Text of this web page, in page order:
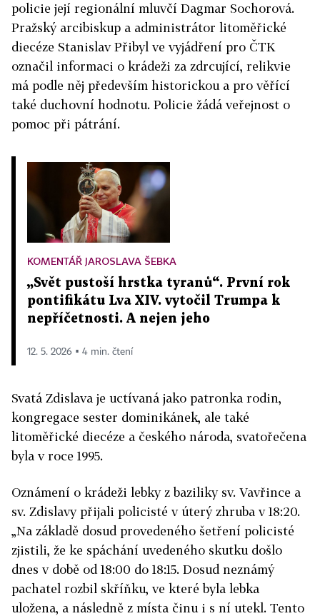
policie její regionální mluvčí Dagmar Sochorová.
Pražský arcibiskup a administrátor litoměřické
diecéze Stanislav Přibyl ve vyjádření pro ČTK
označil informaci o krádeži za zdrcující, relikvie
má podle něj především historickou a pro věřící
také duchovní hodnotu. Policie žádá veřejnost o
pomoc při pátrání.
KOMENTÁŘ JAROSLAVA ŠEBKA
„Svět pustoší hrstka tyranů“. První rok
pontifikátu Lva XIV. vytočil Trumpa k
nepříčetnosti. A nejen jeho
12. 5. 2026 ▪ 4 min. čtení
Svatá Zdislava je uctívaná jako patronka rodin,
kongregace sester dominikánek, ale také
litoměřické diecéze a českého národa, svatořečena
byla v roce 1995.
Oznámení o krádeži lebky z baziliky sv. Vavřince a
sv. Zdislavy přijali policisté v úterý zhruba v 18:20.
„Na základě dosud provedeného šetření policisté
zjistili, že ke spáchání uvedeného skutku došlo
dnes v době od 18:00 do 18:15. Dosud neznámý
pachatel rozbil skříňku, ve které byla lebka
uložena, a následně z místa činu i s ní utekl. Tento